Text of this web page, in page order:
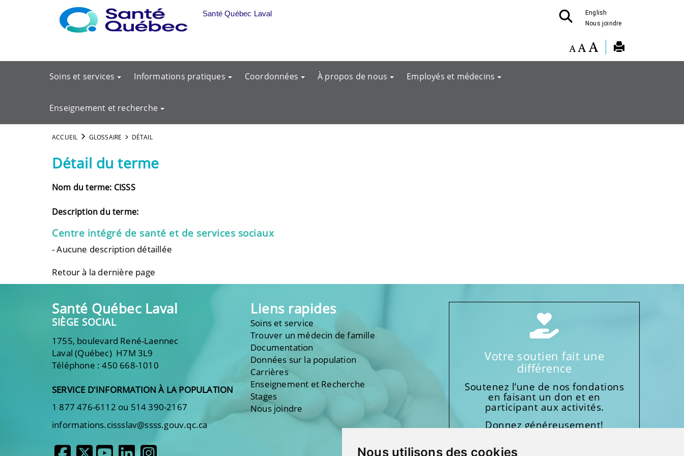
Nous utilisons des cookies
Aller au menu principal
English
Nous joindre
Santé Québec Laval
Soins et services Informations pratiques Coordonnées À propos de nous Employés et médecins
Enseignement et recherche
ACCUEIL GLOSSAIRE DÉTAIL
Détail du terme
Nom du terme: CISSS
Description du terme:
Centre intégré de santé et de services sociaux
- Aucune description détaillée
Retour à la dernière page
Santé Québec Laval
SIÈGE SOCIAL
1755, boulevard René-Laennec
Laval (Québec) H7M 3L9
Téléphone : 450 668-1010
SERVICE D'INFORMATION À LA POPULATION
1 877 476-6112 ou 514 390-2167
informations.cissslav@ssss.gouv.qc.ca
Liens rapides
Soins et service
Trouver un médecin de famille
Documentation
Données sur la population
Carrières
Enseignement et Recherche
Stages
Nous joindre
Votre soutien fait une
différence
Soutenez l’une de nos fondations
en faisant un don et en
participant aux activités.
Donnez généreusement!